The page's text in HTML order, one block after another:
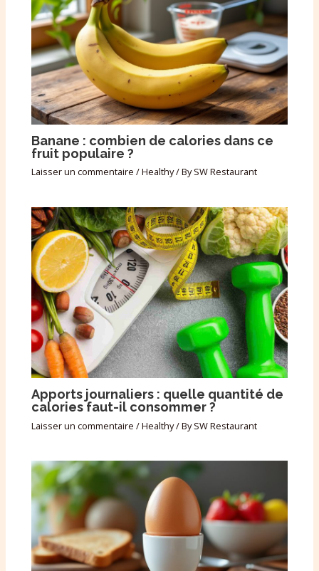
Banane : combien de calories dans ce
fruit populaire ?
Laisser un commentaire /Healthy/ BySW Restaurant
Apports journaliers : quelle quantité de
calories faut-il consommer ?
Laisser un commentaire /Healthy/ BySW Restaurant